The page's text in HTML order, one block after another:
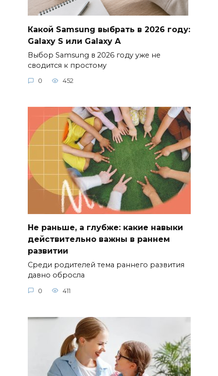
Какой Samsung выбрать в 2026 году:
Galaxy S или Galaxy A
Выбор Samsung в 2026 году уже не
сводится к простому
0 452
Не раньше, а глубже: какие навыки
действительно важны в раннем
развитии
Среди родителей тема раннего развития
давно обросла
0 411